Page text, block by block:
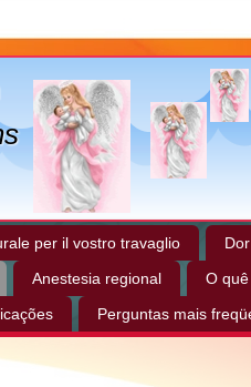
per il vostro travaglio
Anestesia regional O
Perguntas mais